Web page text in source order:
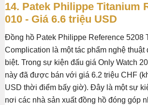
14. Patek Philippe Titanium
010 - Giá 6.6 triệu USD
Đồng hồ Patek Philippe Reference 5208
Complication là một tác phẩm nghệ thuật
biệt. Trong sự kiện đấu giá Only Watch
này đã được bán với giá 6.2 triệu CHF
USD thời điểm bấy giờ). Đây là một sự
nơi các nhà sản xuất đồng hồ đóng góp